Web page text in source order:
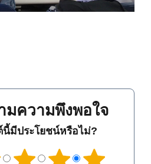
มความพึงพอใจ
มีประโยชน์หรือไม่?